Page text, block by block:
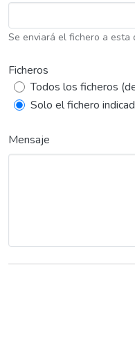
Se enviará el fichero a esta
Ficheros
Todos los ficheros
Solo el fichero
Mensaje